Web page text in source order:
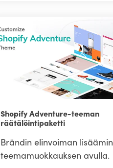
Shopify Adventure-teeman
räätälöintipaketti
Brändin elinvoiman
teemamuokkauksen avulla.